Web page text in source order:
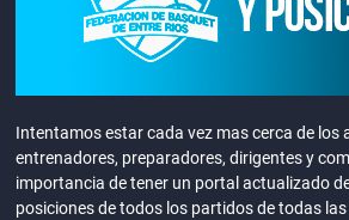
Intentamos estar cada vez mas cerca de los
entrenadores, preparadores, dirigentes y
importancia de tener un portal actualizado
posiciones de todos los partidos de todas